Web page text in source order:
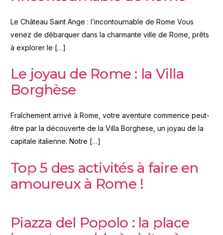
Le Château Saint Ange : l’incontournable de Rome Vous
venez de débarquer dans la charmante ville de Rome, prêts
à explorer le […]
Le joyau de Rome : la Villa
Borghèse
Fraîchement arrivé à Rome, votre aventure commence peut-
être par la découverte de la Villa Borghese, un joyau de la
capitale italienne. Notre […]
Top 5 des activités à faire en
amoureux à Rome !
Piazza del Popolo : la place